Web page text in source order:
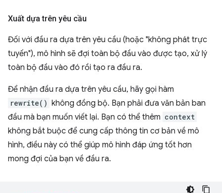
Xuất dựa trên yêu cầu
Đối với đầu ra dựa trên yêu cầu (hoặc "không phát trực
tuyến"), mô hình sẽ đợi toàn bộ đầu vào được tạo, xử lý
toàn bộ đầu vào đó rồi tạo ra đầu ra.
Để nhận đầu ra dựa trên yêu cầu, hãy gọi hàm
rewrite() không đồng bộ. Bạn phải đưa văn bản ban
đầu mà bạn muốn viết lại. Bạn có thể thêm context
không bắt buộc để cung cấp thông tin cơ bản về mô
hình, điều này có thể giúp mô hình đáp ứng tốt hơn
mong đợi của bạn về đầu ra.